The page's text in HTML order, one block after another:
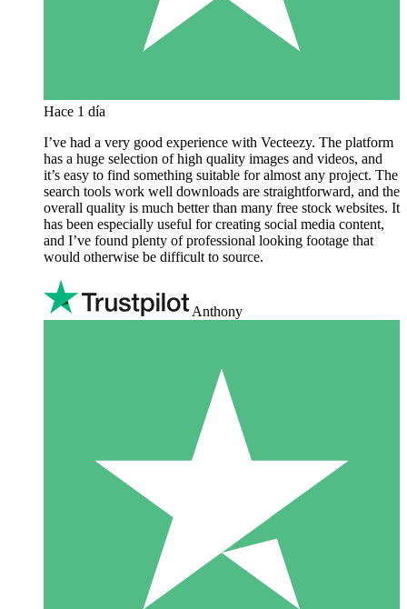
Hace 1 día
I’ve had a very good experience with Vecteezy. The platform
has a huge selection of high quality images and videos, and
it’s easy to find something suitable for almost any project. The
search tools work well downloads are straightforward, and the
overall quality is much better than many free stock websites. It
has been especially useful for creating social media content,
and I’ve found plenty of professional looking footage that
would otherwise be difficult to source.
Anthony